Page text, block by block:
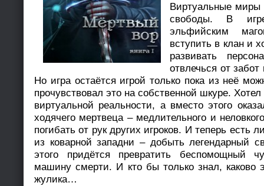
Виртуальные миры
свободы. В
эльфийским
вступить в клан и
развивать
отвлечься от
Но игра остаётся игрой только пока из неё
прочувствовал это на собственной шкуре.
виртуальной реальности, а вместо этого
ходячего мертвеца – медлительного и
погибать от рук других игроков. И теперь есть
из коварной западни – добыть легендарный
этого придётся превратить беспомощный
машину смерти. И кто бы только знал, каково
жулика…